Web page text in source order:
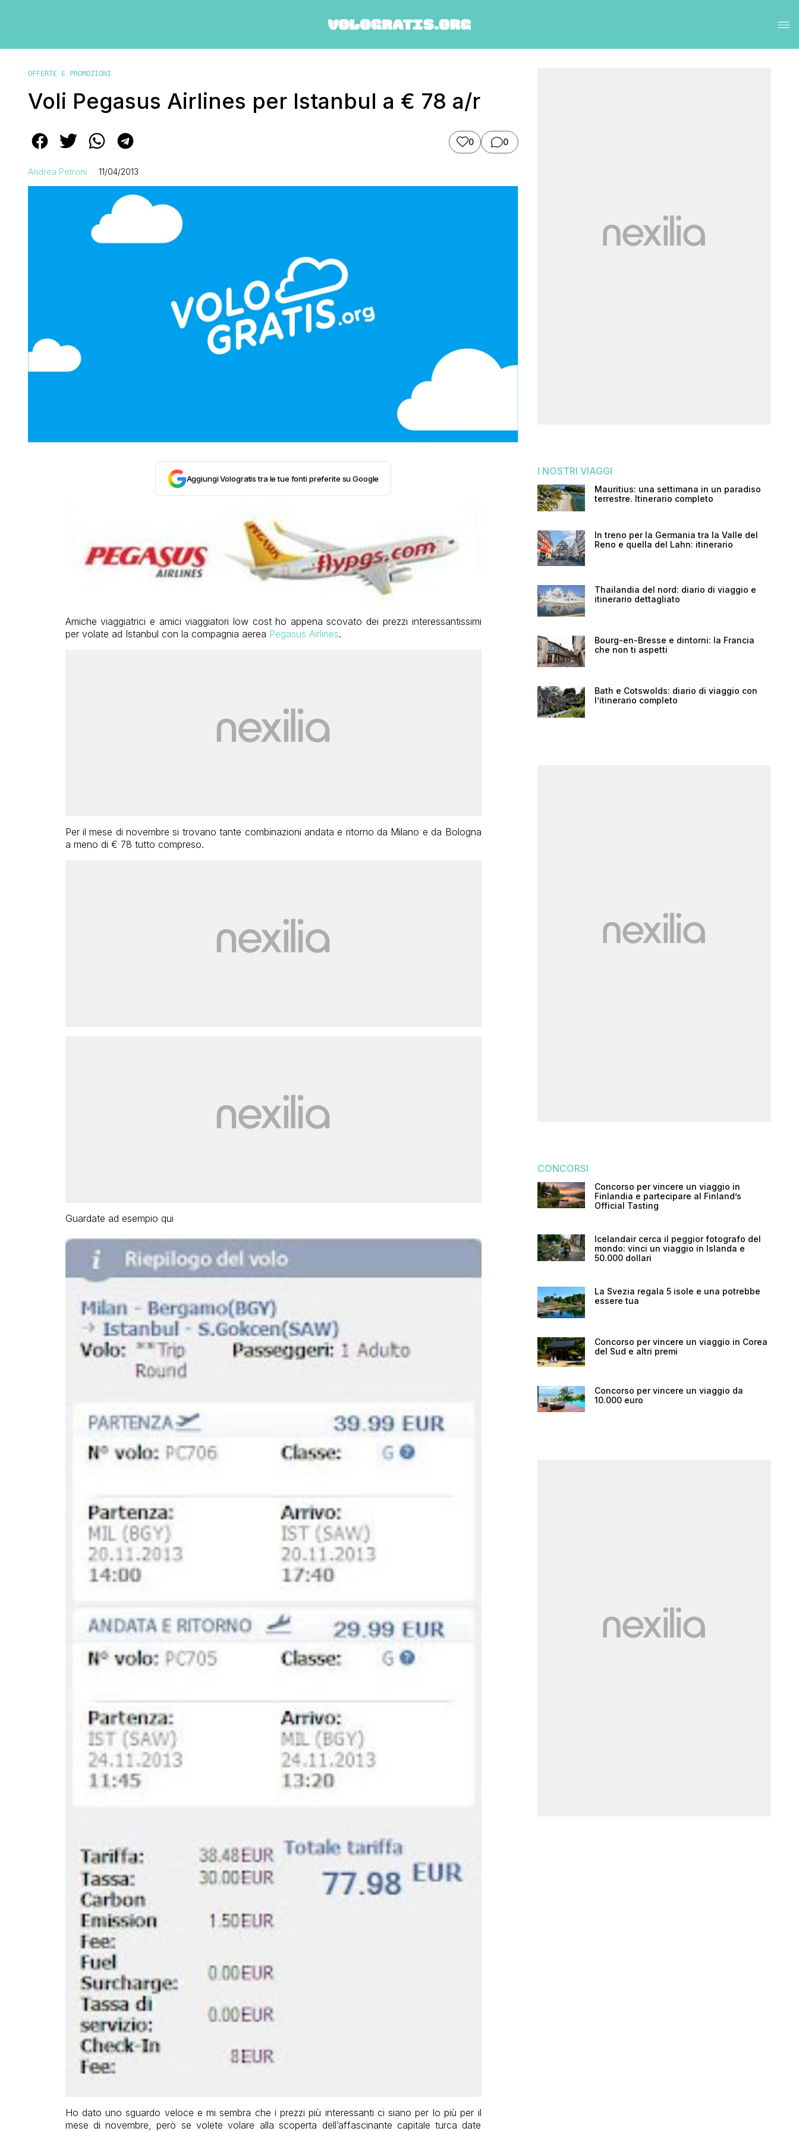
OFFERTE E PROMOZIONI
Voli Pegasus Airlines per Istanbul a € 78 a/r
0 0
Andrea Petroni 11/04/2013
Aggiungi Vologratis tra le tue fonti preferite su Google
Amiche viaggiatrici e amici viaggiatori low cost ho appena scovato dei prezzi interessantissimi
per volate ad Istanbul con la compagnia aerea Pegasus Airlines.
Per il mese di novembre si trovano tante combinazioni andata e ritorno da Milano e da Bologna
a meno di € 78 tutto compreso.
Guardate ad esempio qui
Ho dato uno sguardo veloce e mi sembra che i prezzi più interessanti ci siano per lo più per il
mese di novembre, però se volete volare alla scoperta dell’affascinante capitale turca date
I NOSTRI VIAGGI
Mauritius: una settimana in un paradiso
terrestre. Itinerario completo
In treno per la Germania tra la Valle del
Reno e quella del Lahn: itinerario
Thailandia del nord: diario di viaggio e
itinerario dettagliato
Bourg-en-Bresse e dintorni: la Francia
che non ti aspetti
Bath e Cotswolds: diario di viaggio con
l’itinerario completo
CONCORSI
Concorso per vincere un viaggio in
Finlandia e partecipare al Finland’s
Official Tasting
Icelandair cerca il peggior fotografo del
mondo: vinci un viaggio in Islanda e
50.000 dollari
La Svezia regala 5 isole e una potrebbe
essere tua
Concorso per vincere un viaggio in Corea
del Sud e altri premi
Concorso per vincere un viaggio da
10.000 euro